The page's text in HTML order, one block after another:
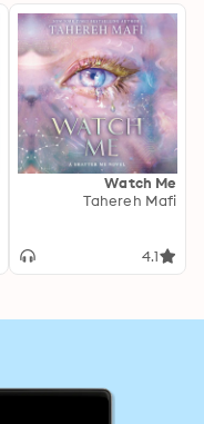
Watch Me
Tahereh Mafi
4.1